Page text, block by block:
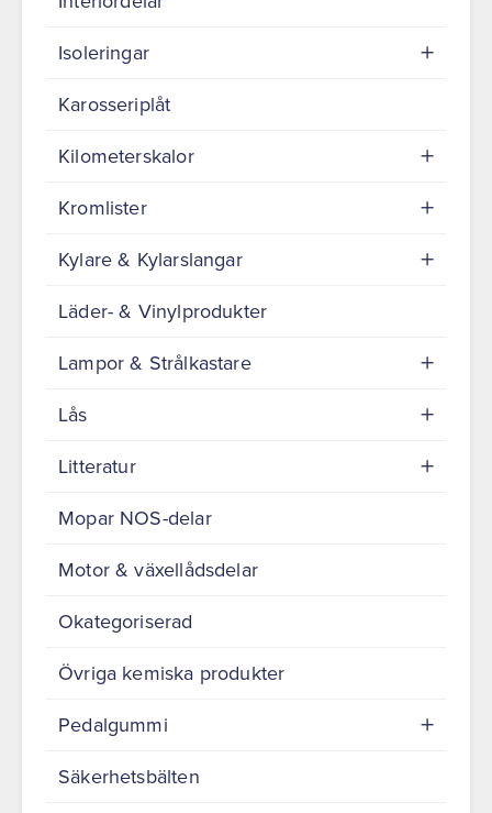
Isoleringar
Karosseriplåt
Kilometerskalor
Kromlister
Kylare & Kylarslangar
Läder- & Vinylprodukter
Lampor & Strålkastare
Lås
Litteratur
Mopar NOS-delar
Motor & växellådsdelar
Okategoriserad
Övriga kemiska produkter
Pedalgummi
Säkerhetsbälten